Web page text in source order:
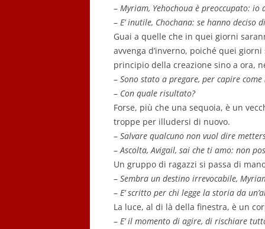
– Myriam, Yehochoua è preoccupato: io
– E’ inutile, Chochana: se hanno deciso
Guai a quelle che in quei giorni
avvenga d’inverno, poiché quei
principio della creazione sino a ora,
– Sono stato a pregare, per capire come
– Con quale risultato?
Forse, più che una sequoia, è un
troppe per illudersi di nuovo.
– Salvare qualcuno non vuol dire
–Ascolta, Avigail, sai che ti amo: non
Un gruppo di ragazzi si passa di
– Sembra un destino irrevocabile,
– E’ scritto per chi legge la storia da
La luce, al di là della finestra, è un
– E’ il momento di agire, di rischiare